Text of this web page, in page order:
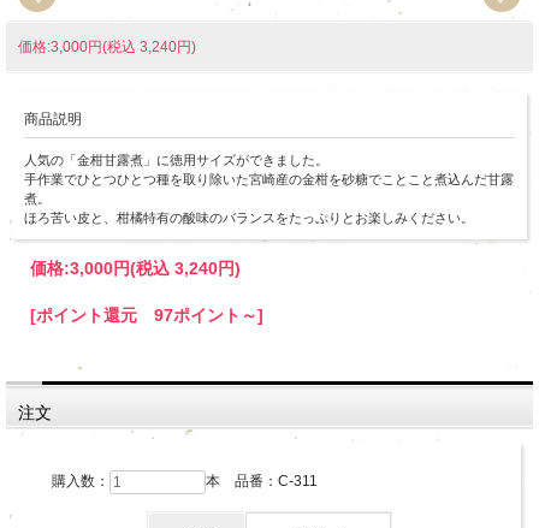
価格:3,000円(税込 3,240円)
商品説明
人気の「金柑甘露煮」に徳用サイズができました。
手作業でひとつひとつ種を取り除いた宮崎産の金柑を砂糖でことこと煮込んだ甘露
煮。
ほろ苦い皮と、柑橘特有の酸味のバランスをたっぷりとお楽しみください。
価格:3,000円(税込 3,240円)
[ポイント還元 97ポイント～]
注文
購入数： 本 品番：C-311